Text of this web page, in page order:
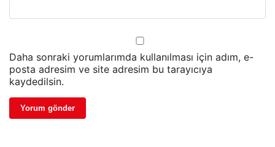
Daha sonraki yorumlarımda kullanılması için adım, e-
posta adresim ve site adresim bu tarayıcıya
kaydedilsin.